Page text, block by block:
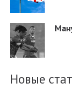
Новые